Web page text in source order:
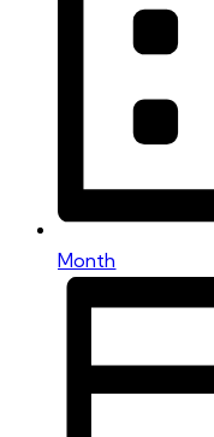
Month